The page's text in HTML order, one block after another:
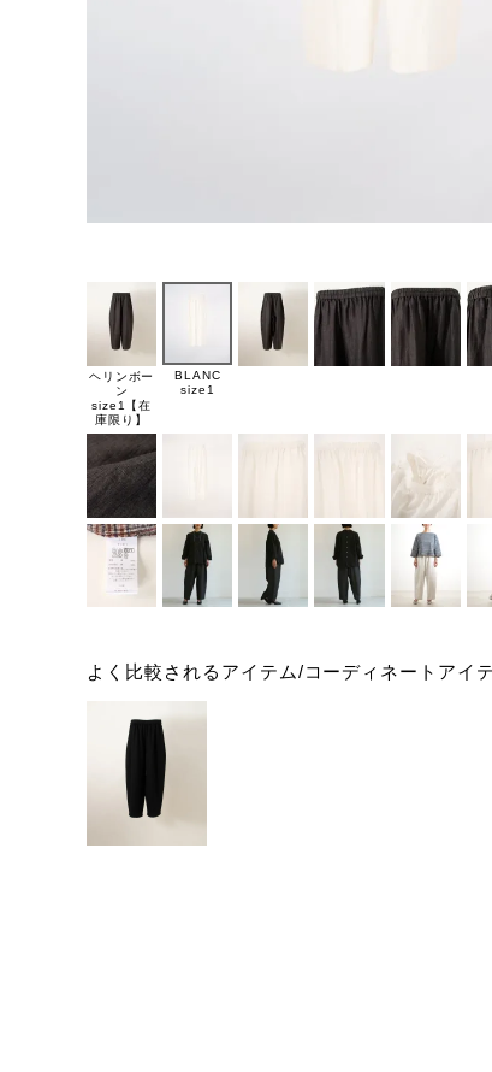
ヘリンボー
ン
size1【在
庫限り】
BLANC
size1
よく比較されるアイテム/コーディネートアイ